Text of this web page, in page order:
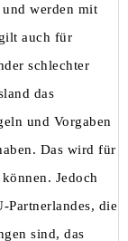
werden mit
auch für
schlechter
das
und Vorgaben
Das wird für
Jedoch
Partnerlandes, die
sind, das